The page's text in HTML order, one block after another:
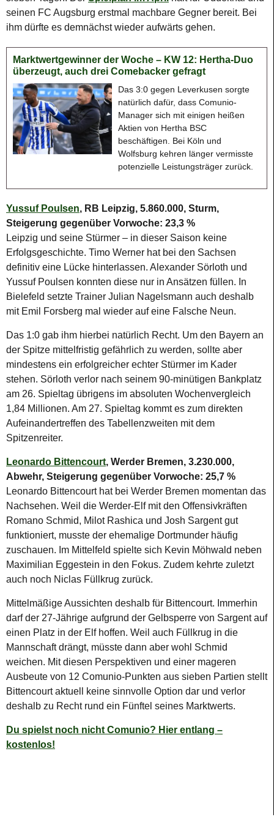
seinen FC Augsburg erstmal machbare Gegner bereit. Bei
ihm dürfte es demnächst wieder aufwärts gehen.
Marktwertgewinner der Woche – KW 12: Hertha-Duo
überzeugt, auch drei Comebacker gefragt
Das 3:0 gegen Leverkusen sorgte
natürlich dafür, dass Comunio-
Manager sich mit einigen heißen
Aktien von Hertha BSC
beschäftigen. Bei Köln und
Wolfsburg kehren länger vermisste
potenzielle Leistungsträger zurück.
Yussuf Poulsen, RB Leipzig, 5.860.000, Sturm,
Steigerung gegenüber Vorwoche: 23,3 %
Leipzig und seine Stürmer – in dieser Saison keine
Erfolgsgeschichte. Timo Werner hat bei den Sachsen
definitiv eine Lücke hinterlassen. Alexander Sörloth und
Yussuf Poulsen konnten diese nur in Ansätzen füllen. In
Bielefeld setzte Trainer Julian Nagelsmann auch deshalb
mit Emil Forsberg mal wieder auf eine Falsche Neun.
Das 1:0 gab ihm hierbei natürlich Recht. Um den Bayern an
der Spitze mittelfristig gefährlich zu werden, sollte aber
mindestens ein erfolgreicher echter Stürmer im Kader
stehen. Sörloth verlor nach seinem 90-minütigen Bankplatz
am 26. Spieltag übrigens im absoluten Wochenvergleich
1,84 Millionen. Am 27. Spieltag kommt es zum direkten
Aufeinandertreffen des Tabellenzweiten mit dem
Spitzenreiter.
Leonardo Bittencourt, Werder Bremen, 3.230.000,
Abwehr, Steigerung gegenüber Vorwoche: 25,7 %
Leonardo Bittencourt hat bei Werder Bremen momentan das
Nachsehen. Weil die Werder-Elf mit den Offensivkräften
Romano Schmid, Milot Rashica und Josh Sargent gut
funktioniert, musste der ehemalige Dortmunder häufig
zuschauen. Im Mittelfeld spielte sich Kevin Möhwald neben
Maximilian Eggestein in den Fokus. Zudem kehrte zuletzt
auch noch Niclas Füllkrug zurück.
Mittelmäßige Aussichten deshalb für Bittencourt. Immerhin
darf der 27-Jährige aufgrund der Gelbsperre von Sargent auf
einen Platz in der Elf hoffen. Weil auch Füllkrug in die
Mannschaft drängt, müsste dann aber wohl Schmid
weichen. Mit diesen Perspektiven und einer mageren
Ausbeute von 12 Comunio-Punkten aus sieben Partien stellt
Bittencourt aktuell keine sinnvolle Option dar und verlor
deshalb zu Recht rund ein Fünftel seines Marktwerts.
Du spielst noch nicht Comunio? Hier entlang –
kostenlos!